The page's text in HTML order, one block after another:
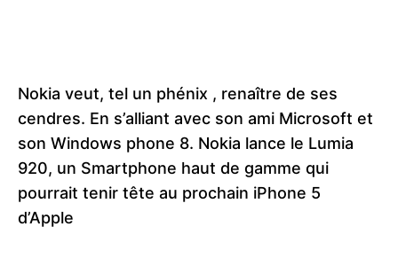
Nokia veut, tel un phénix , renaître de ses
cendres. En s’alliant avec son ami Microsoft et
son Windows phone 8. Nokia lance le Lumia
920, un Smartphone haut de gamme qui
pourrait tenir tête au prochain iPhone 5
d’Apple